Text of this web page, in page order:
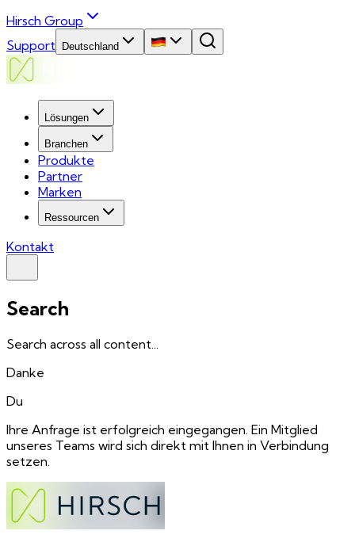
Hirsch Group
Support
Deutschland
Lösungen
Branchen
Produkte
Partner
Marken
Ressourcen
Kontakt
Search
Search across all content...
Danke
Du
Ihre Anfrage ist erfolgreich eingegangen. Ein Mitglied
unseres Teams wird sich direkt mit Ihnen in Verbindung
setzen.